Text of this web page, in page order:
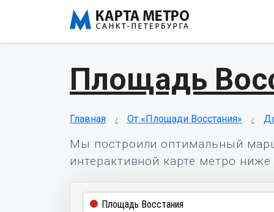
Площадь
Главная От «Площади Восстания»
Мы построили оптимальный
интерактивной карте метро